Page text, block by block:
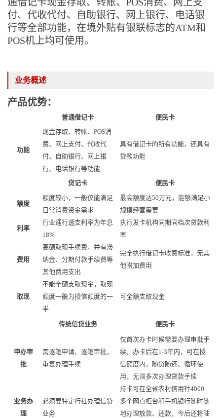
付、代收代付、自助银行、网上银行、电话银
行等全部功能，在境外贴有银联标志的ATM和
POS机上均可使用。
业务概述
产品优势：
普通借记卡 便民卡
功能
现金存取、转账、 POS消
费、网上支付、代收代
付、自助银行、网上银
行、电话银行等功能
具有借记卡的所有功能，还具有
贷款功能
贷记卡 便民卡
额度
额度较小，一般仅能满足
日常消费资金需求
最高额度达50万元，能够满足小
规模经营需要
利率
行业通行透支利率为年息
18%
执行发卡机构同期同档次贷款利
率
费用
高额取现手续费，并有滞
纳金、分期付款手续费等
其他费用支出
完全执行借记卡收费标准，无其
他附加费用
取现
不能全额支取现金，取现
额度一般为授信额度的一
半
可全额支取现金
传统信贷业务 便民卡
申办审
批
需逐笔申请、逐笔审批，
重复办理手续
仅首次办卡时候需要办理审批手
续，办卡后在1-3年内，可在授
信额度内，随贷随还、循环使
用，无须多次办理贷款手续
业务办
理
必须要特定行社办理信贷
业务
持卡可在全省农村信用社4000
多个网点柜台和手机银行随时随
地办理放款、还款，今后还将陆